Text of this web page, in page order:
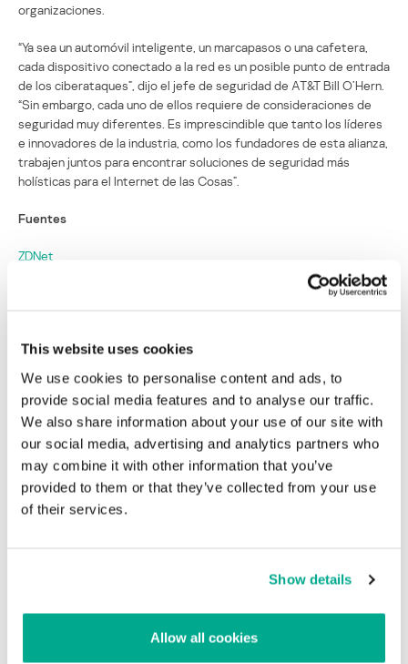
This website uses cookies
We use cookies to personalise content and ads, to
provide social media features and to analyse our traffic.
We also share information about your use of our site with
our social media, advertising and analytics partners who
may combine it with other information that you’ve
provided to them or that they’ve collected from your use
of their services.
Show details
Allow all cookies
organizaciones.
“Ya sea un automóvil inteligente, un marcapasos o una cafetera,
cada dispositivo conectado a la red es un posible punto de entrada
de los ciberataques”, dijo el jefe de seguridad de AT&T Bill O’Hern.
“Sin embargo, cada uno de ellos requiere de consideraciones de
seguridad muy diferentes. Es imprescindible que tanto los líderes
e innovadores de la industria, como los fundadores de esta alianza,
trabajen juntos para encontrar soluciones de seguridad más
holísticas para el Internet de las Cosas”.
Fuentes
ZDNet
Grandes de la tecnología se alían para
investigar y proteger el Internet de las
Cosas
Su dirección de correo electrónico no será publicada.
campos obligatorios están marcados con *